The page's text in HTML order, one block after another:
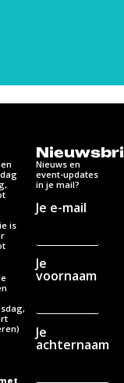
is
Nieuws en
event-updates
in je mail?
Je e-mail
Je
voornaam
Je
achternaam